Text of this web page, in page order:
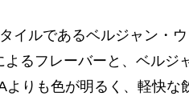
イルであるベルジャン・
るフレーバーと、ベルジ
りも色が明るく、軽快な